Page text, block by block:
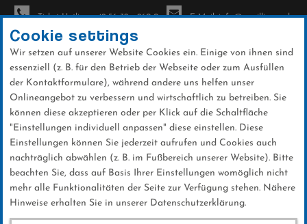
Direkt
zum
Inhalt
Ticket-Hotline: +49 56 32 - 960-0 E-Mail: info@sc-willingen.de
News
Cookie settings
Wir setzen auf unserer Website Cookies ein. Einige von ihnen sind
essenziell (z. B. für den Betrieb der Webseite oder zum Ausfüllen
der Kontaktformulare), während andere uns helfen unser
Onlineangebot zu verbessern und wirtschaftlich zu betreiben. Sie
können diese akzeptieren oder per Klick auf die Schaltfläche
"Einstellungen individuell anpassen" diese einstellen. Diese
Einstellungen können Sie jederzeit aufrufen und Cookies auch
nachträglich abwählen (z. B. im Fußbereich unserer Website). Bitte
beachten Sie, dass auf Basis Ihrer Einstellungen womöglich nicht
mehr alle Funktionalitäten der Seite zur Verfügung stehen. Nähere
Hinweise erhalten Sie in unserer Datenschutzerklärung.